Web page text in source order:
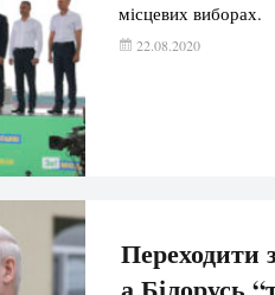
місцевих виборах.
22.08.2020
Переходити